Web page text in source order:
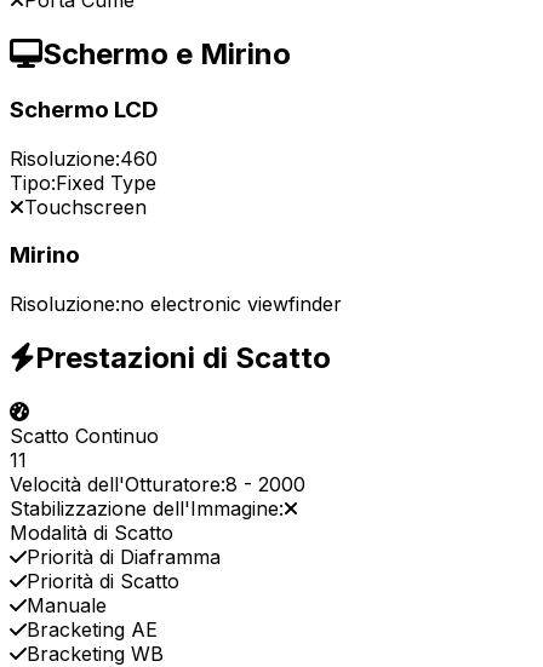
Schermo e Mirino
Schermo LCD
Risoluzione:460
Tipo:Fixed Type
Touchscreen
Mirino
Risoluzione:no electronic viewfinder
Prestazioni di Scatto
Scatto Continuo
11
Velocità dell'Otturatore:8 - 2000
Stabilizzazione dell'Immagine:
Modalità di Scatto
Priorità di Diaframma
Priorità di Scatto
Manuale
Bracketing AE
Bracketing WB